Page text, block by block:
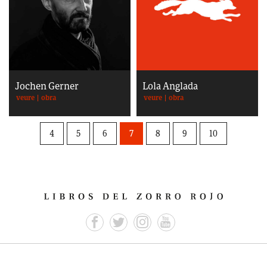
Jochen Gerner
veure obra
Lola Anglada
veure obra
4 5 6 7 8 9 10